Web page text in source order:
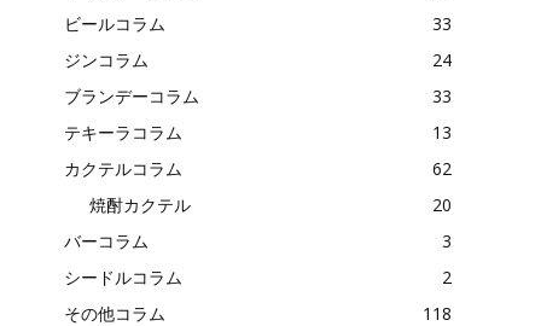
ビールコラム
33
ジンコラム
24
ブランデーコラム
33
テキーラコラム
13
カクテルコラム
62
焼酎カクテル
20
バーコラム
3
シードルコラム
2
その他コラム
118